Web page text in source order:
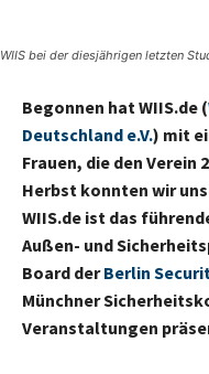
WIIS bei der diesjährigen letzten
Begonnen hat WIIS.de (
Deutschland e.V.) mit
Frauen, die den Verein
Herbst konnten wir
WIIS.de ist das
Außen- und
Board derBerlin
Münchner
Veranstaltungen